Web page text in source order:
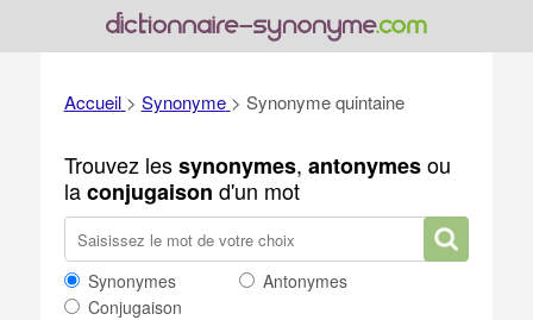
Accueil > Synonyme > Synonyme quintaine
Trouvez lessynonymes, antonymesou
laconjugaison d'un mot
Synonymes
Antonymes
Conjugaison